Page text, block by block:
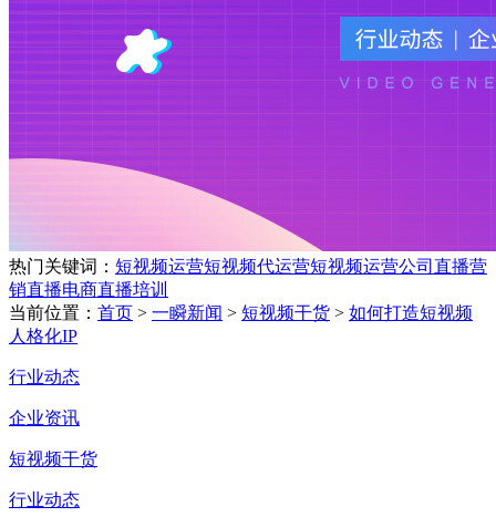
热门关键词： 短视频运营短视频代运营短视频运营公司 直播营
销直播电商直播培训
当前位置： 首页 > 一瞬新闻 > 短视频干货 > 如何打造短视频
人格化IP
行业动态
企业资讯
短视频干货
行业动态